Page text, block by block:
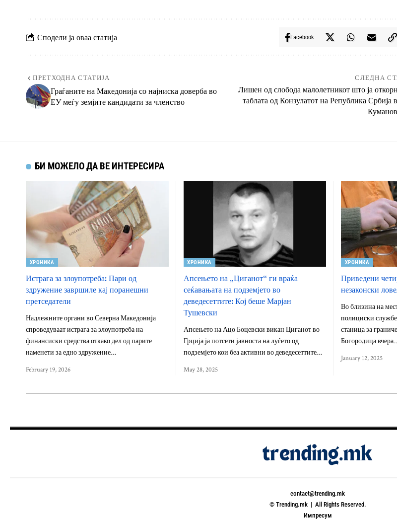
Сподели ја оваа статија Facebook
ПРЕТХОДНА СТАТИЈА
Граѓаните на Македонија со најниска доверба во
ЕУ меѓу земјите кандидати за членство
СЛЕДНА
Лишен од слобода малолетникот што ја
таблата од Конзулатот на Република Србија
БИ МОЖЕЛО ДА ВЕ ИНТЕРЕСИРА
ХРОНИКА
Истрага за злоупотреба: Пари од
здружение завршиле кај поранешни
претседатели
Надлежните органи во Северна Македонија
спроведуваат истрага за злоупотреба на
финансиски средства откако дел од парите
наменети за едно здружение…
February 19, 2026
ХРОНИКА
Апсењето на „Циганот“ ги враќа
сеќавањата на подземјето во
деведесеттите: Кој беше Марјан
Тушевски
Апсењето на Ацо Боцевски викан Циганот во
Грција ја потсети јавноста на луѓето од
подземјето кои беа активни во деведесеттите…
May 28, 2025
ХРОНИКА
Приведени
незаконски
Во близина на
полициски
станица за
Богородица
January 12, 2025
contact@trending.mk
© Trending.mk | All Rights Reserved.
Импресум